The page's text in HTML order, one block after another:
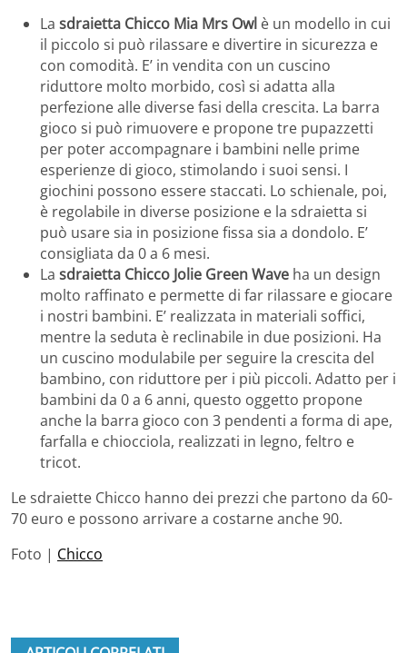
La sdraietta Chicco Mia Mrs Owl è un modello in cui
il piccolo si può rilassare e divertire in sicurezza e
con comodità. E’ in vendita con un cuscino
riduttore molto morbido, così si adatta alla
perfezione alle diverse fasi della crescita. La barra
gioco si può rimuovere e propone tre pupazzetti
per poter accompagnare i bambini nelle prime
esperienze di gioco, stimolando i suoi sensi. I
giochini possono essere staccati. Lo schienale, poi,
è regolabile in diverse posizione e la sdraietta si
può usare sia in posizione fissa sia a dondolo. E’
consigliata da 0 a 6 mesi.
La sdraietta Chicco Jolie Green Wave ha un design
molto raffinato e permette di far rilassare e giocare
i nostri bambini. E’ realizzata in materiali soffici,
mentre la seduta è reclinabile in due posizioni. Ha
un cuscino modulabile per seguire la crescita del
bambino, con riduttore per i più piccoli. Adatto per i
bambini da 0 a 6 anni, questo oggetto propone
anche la barra gioco con 3 pendenti a forma di ape,
farfalla e chiocciola, realizzati in legno, feltro e
tricot.
Le sdraiette Chicco hanno dei prezzi che partono da 60-
70 euro e possono arrivare a costarne anche 90.
Foto | Chicco